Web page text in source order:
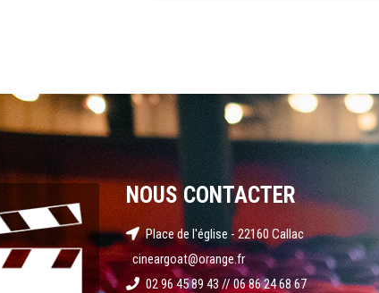
NOUS CONTACTER
Place de l'église - 22160 Callac
cineargoat@orange.fr
02 96 45 89 43 // 06 86 24 68 67